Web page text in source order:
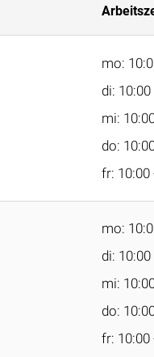
mo:
di:
mi:
do:
fr: 10:00
mo:
di:
mi:
do:
fr: 10:00